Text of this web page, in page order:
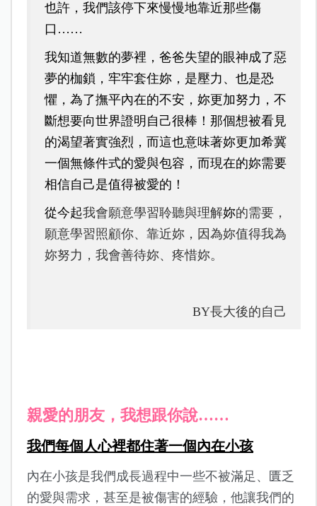
也許，我們該停下來慢慢地靠近那些傷
口……
我知道無數的夢裡，爸爸失望的眼神成了惡
夢的枷鎖，牢牢套住妳，是壓力、也是恐
懼，為了撫平內在的不安，妳更加努力，不
斷想要向世界證明自己很棒！那個想被看見
的渴望著實強烈，而這也意味著妳更加希冀
一個無條件式的愛與包容，而現在的妳需要
相信自己是值得被愛的！
從今起我會願意學習聆聽與理解妳的需要，
願意學習照顧你、靠近妳，因為妳值得我為
妳努力，我會善待妳、疼惜妳。
BY長大後的自己
親愛的朋友，我想跟你說……
我們每個人心裡都住著一個內在小孩
內在小孩是我們成長過程中一些不被滿足、匱乏
的愛與需求，甚至是被傷害的經驗，他讓我們的